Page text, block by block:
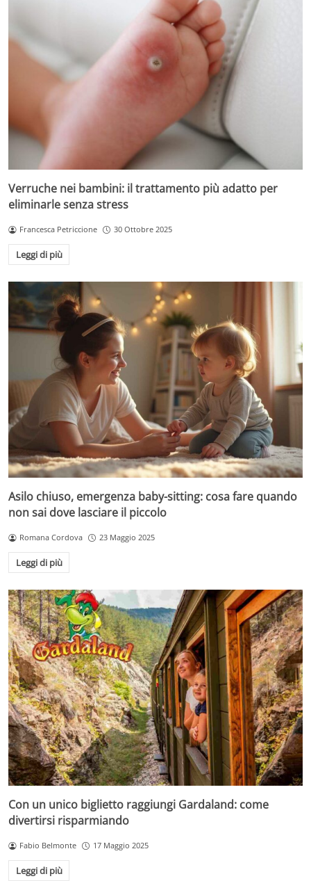
Verruche nei bambini: il trattamento più adatto per
eliminarle senza stress
Francesca Petriccione 30 Ottobre 2025
Leggi di più
Asilo chiuso, emergenza baby-sitting: cosa fare quando
non sai dove lasciare il piccolo
Romana Cordova 23 Maggio 2025
Leggi di più
Con un unico biglietto raggiungi Gardaland: come
divertirsi risparmiando
Fabio Belmonte 17 Maggio 2025
Leggi di più